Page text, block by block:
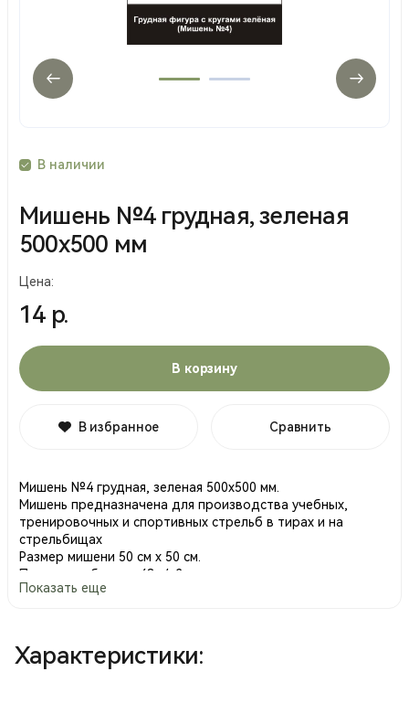
В наличии
Мишень №4 грудная, зеленая
500х500 мм
Цена:
14 р.
В корзину
В избранное Сравнить
Мишень №4 грудная, зеленая 500х500 мм.
Мишень предназначена для производства учебных,
тренировочных и спортивных стрельб в тирах и на
стрельбищах
Размер мишени 50 см х 50 см.
Плотность бумаги: 48 г/м2.
Мишень имеет целевые круги с цифровой разметкой от 10
стрелковому делу.
#мишень4 , #мишени, #охота, #стрельба, #сво, #ipsc,
Показать еще
Характеристики: